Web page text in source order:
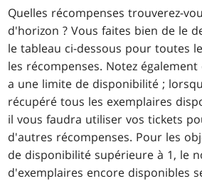
Quelles récompenses trouverez-
d'horizon ? Vous faites bien de le
le tableau ci-dessous pour toutes
les récompenses. Notez
a une limite de disponibilité ;
récupéré tous les exemplaires
il vous faudra utiliser vos tickets
d'autres récompenses. Pour les
de disponibilité supérieure à 1, le
d'exemplaires encore disponibles